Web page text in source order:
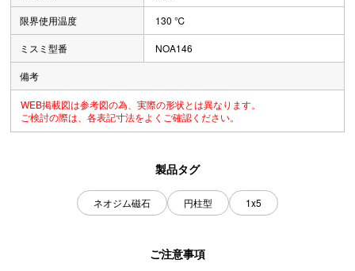
限界使用温度 130 ℃
ミスミ型番 NOA146
備考
WEB掲載図は参考図の為、実際の形状とは異なります。
ご検討の際は、各表記寸法をよくご確認ください。
製品タグ
ネオジム磁石 円柱型 1x5
ご注意事項